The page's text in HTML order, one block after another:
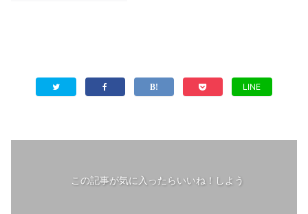
LINE
この記事が気に入ったらいいね！しよう